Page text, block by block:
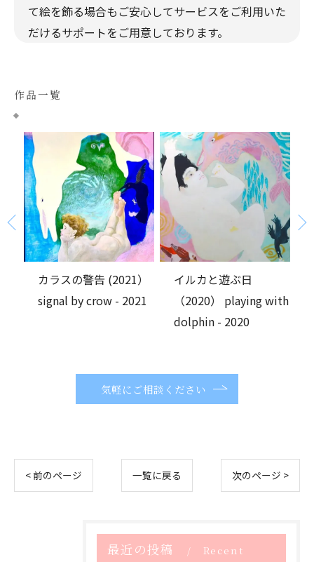
て絵を飾る場合もご安心してサービスをご利用いた
だけるサポートをご用意しております。
作品一覧
イルカと遊ぶ日
（2020） playing with
Auvers sur Oise / Kina
Sato
気軽にご相談ください
< 前のページ 一覧に戻る 次のページ >
最近の投稿
Recent